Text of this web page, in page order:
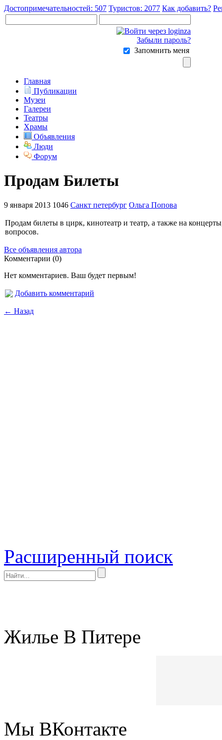
Достопримечательностей: 507 Туристов: 2077 Как добавить?
Забыли пароль?
Запомнить меня
Главная
Публикации
Музеи
Галереи
Театры
Храмы
Объявления
Люди
Форум
Продам Билеты
9 января 2013 1046 Санкт петербург Ольга Попова
Продам билеты в цирк, кинотеатр и театр, а также на
вопросов.
Все объявления автора
Комментарии (0)
Нет комментариев. Ваш будет первым!
Добавить комментарий
← Назад
Расширенный поиск
Жилье В Питере
Мы ВКонтакте